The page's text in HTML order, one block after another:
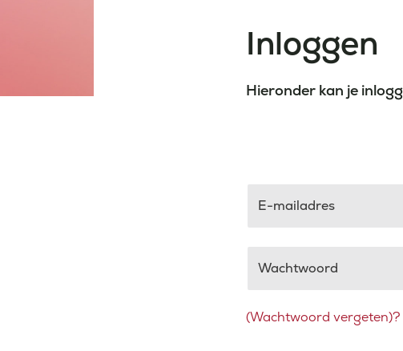
Inloggen
Hieronder kan je
E-mailadres
Wachtwoord
(Wachtwoord vergeten)?